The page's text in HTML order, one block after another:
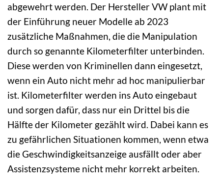
abgewehrt werden. Der Hersteller VW plant mit
der Einführung neuer Modelle ab 2023
zusätzliche Maßnahmen, die die Manipulation
durch so genannte Kilometerfilter unterbinden.
Diese werden von Kriminellen dann eingesetzt,
wenn ein Auto nicht mehr ad hoc manipulierbar
ist. Kilometerfilter werden ins Auto eingebaut
und sorgen dafür, dass nur ein Drittel bis die
Hälfte der Kilometer gezählt wird. Dabei kann es
zu gefährlichen Situationen kommen, wenn etwa
die Geschwindigkeitsanzeige ausfällt oder aber
Assistenzsysteme nicht mehr korrekt arbeiten.